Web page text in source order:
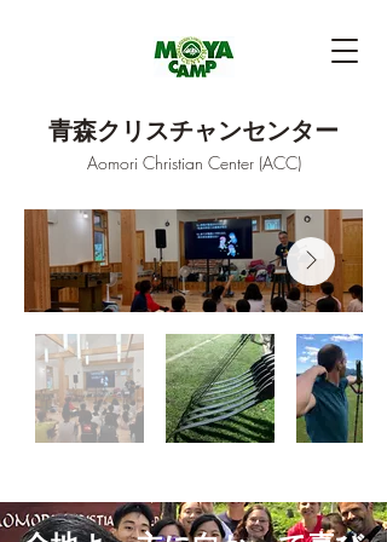
青森クリスチャンセンター
Aomori Christian Center (ACC)